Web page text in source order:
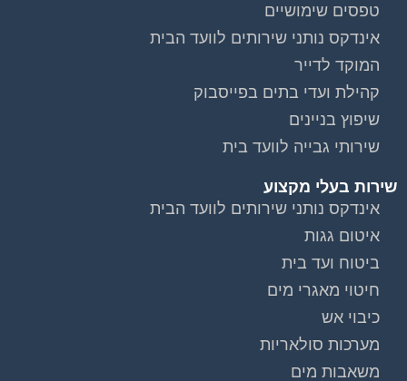
טפסים שימושיים
אינדקס נותני שירותים לוועד הבית
המוקד לדייר
קהילת ועדי בתים בפייסבוק
שיפוץ בניינים
שירותי גבייה לוועד בית
שירות בעלי מקצוע
אינדקס נותני שירותים לוועד הבית
איטום גגות
ביטוח ועד בית
חיטוי מאגרי מים
כיבוי אש
מערכות סולאריות
משאבות מים